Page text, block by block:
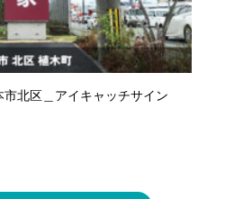
北区＿アイキャッチサイン